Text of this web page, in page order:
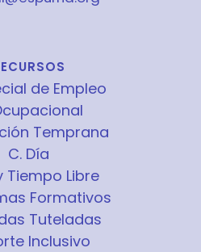
de Empleo
Temprana
C. Día
Tiempo Libre
Formativos
Tuteladas
Inclusivo